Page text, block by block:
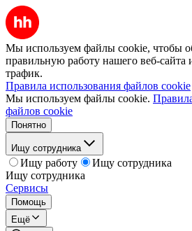
Мы используем файлы cookie, чтобы
правильную работу нашего веб-сайта
трафик.
Правила использования файлов cookie
Мы используем файлы cookie.
файлов cookie
Понятно
Ищу сотрудника
Ищу работу
Ищу сотрудника
Ищу сотрудника
Сервисы
Помощь
Ещё